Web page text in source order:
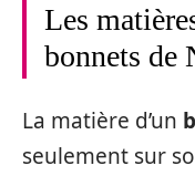
Les
bonnets de
La matière d’un
seulement sur